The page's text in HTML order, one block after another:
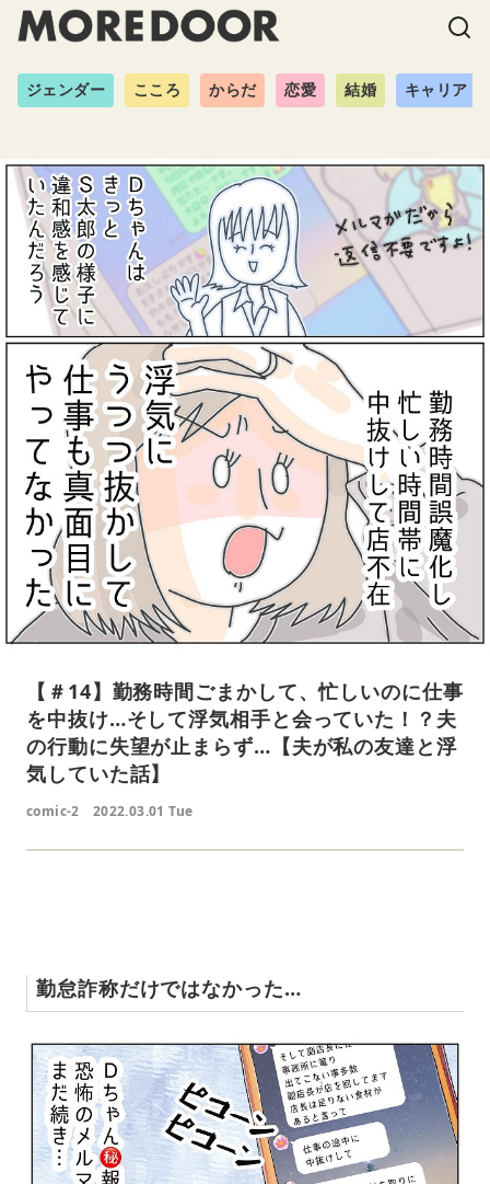
ジェンダー こころ からだ 恋愛 結婚 キャリア
【＃14】勤務時間ごまかして、忙しいのに仕事
を中抜け…そして浮気相手と会っていた！？夫
の行動に失望が止まらず…【夫が私の友達と浮
気していた話】
comic-2 2022.03.01 Tue
勤怠詐称だけではなかった…